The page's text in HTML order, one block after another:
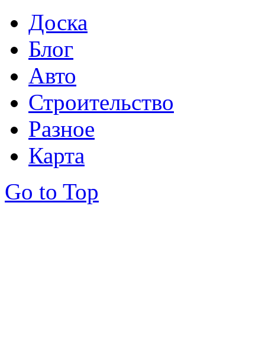
Доска
Блог
Авто
Строительство
Разное
Карта
Go to Top